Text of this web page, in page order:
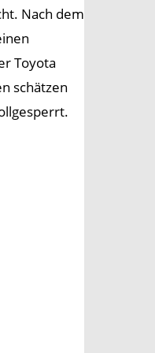
Nach dem
Toyota
schätzen